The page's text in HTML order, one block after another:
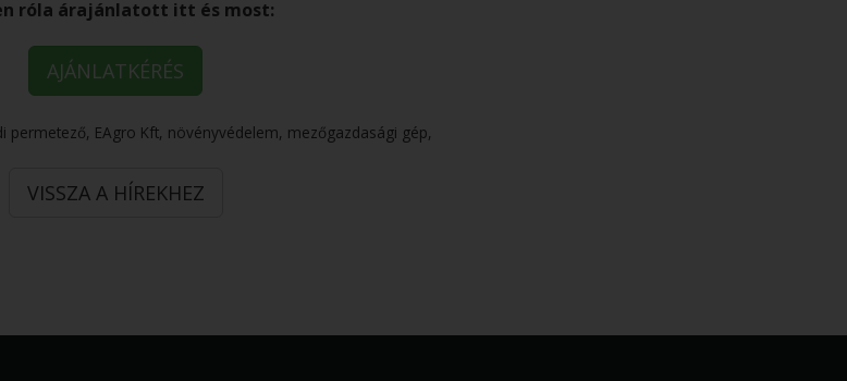
róla árajánlatott itt és most:
AJÁNLATKÉRÉS
permetező, EAgro Kft, növényvédelem, mezőgazdasági gép,
VISSZA A HÍREKHEZ